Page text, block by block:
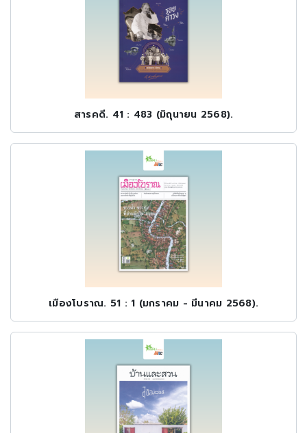
สารคดี. 41 : 483 (มิถุนายน 2568).
เมืองโบราณ. 51 : 1 (มกราคม - มีนาคม 2568).